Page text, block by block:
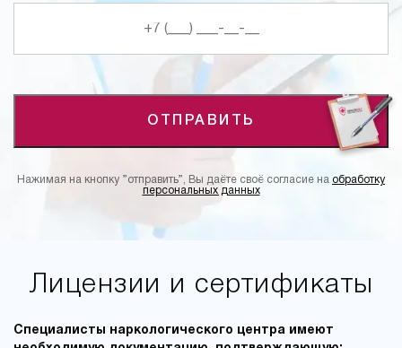
ОТПРАВИТЬ
Нажимая на кнопку ”отправить”, Вы даёте своё согласие на обработку
персональных данных
Лицензии и сертификаты
Специалисты наркологического центра имеют